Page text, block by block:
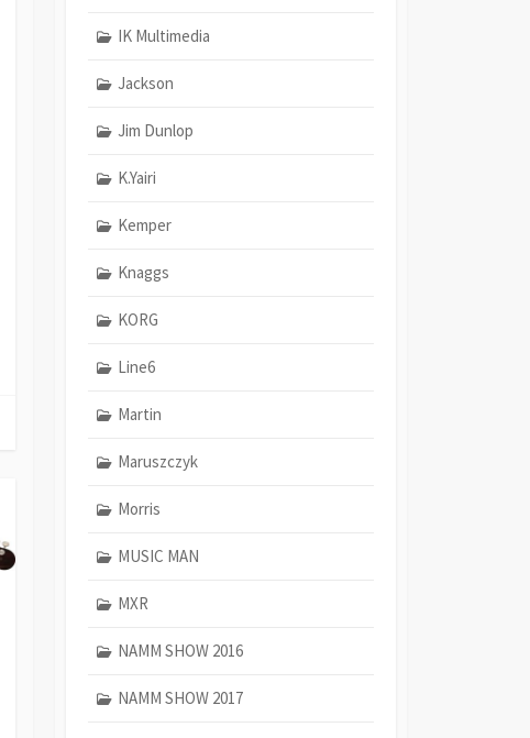
IK Multimedia
Jackson
Jim Dunlop
K.Yairi
Kemper
Knaggs
KORG
Line6
Martin
Maruszczyk
Morris
MUSIC MAN
MXR
NAMM SHOW 2016
NAMM SHOW 2017